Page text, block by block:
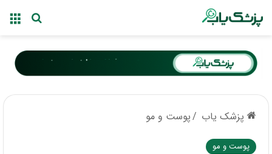
پزشک یاب /پوست و مو
پوست و مو